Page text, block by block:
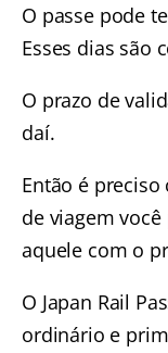
O passe pode
Esses dias são
O prazo de
daí.
Então é
de viagem
aquele com o
O Japan Rail
ordinário e